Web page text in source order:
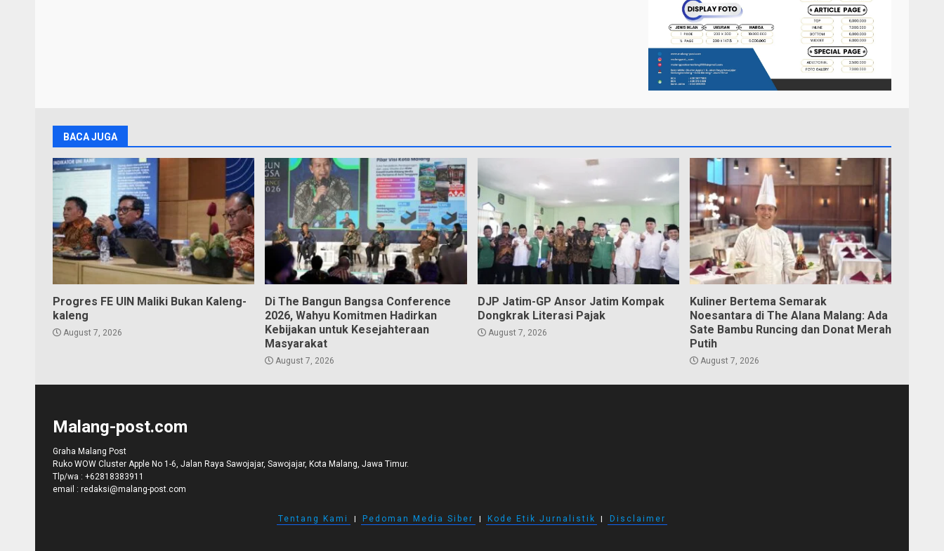
BACA JUGA
Progres FE UIN Maliki Bukan Kaleng-
kaleng
August 7, 2026
Di The Bangun Bangsa Conference
2026, Wahyu Komitmen Hadirkan
Kebijakan untuk Kesejahteraan
Masyarakat
August 7, 2026
DJP Jatim-GP Ansor Jatim Kompak
Dongkrak Literasi Pajak
August 7, 2026
Kuliner Bertema Semarak
Noesantara di The Alana Malang: Ada
Sate Bambu Runcing dan Donat Merah
Putih
August 7, 2026
Malang-post.com
Graha Malang Post
Ruko WOW Cluster Apple No 1-6, Jalan Raya Sawojajar, Sawojajar, Kota Malang, Jawa Timur.
Tlp/wa : +62818383911
email : redaksi@malang-post.com
Tentang Kami I Pedoman Media Siber I Kode Etik Jurnalistik I Disclaimer